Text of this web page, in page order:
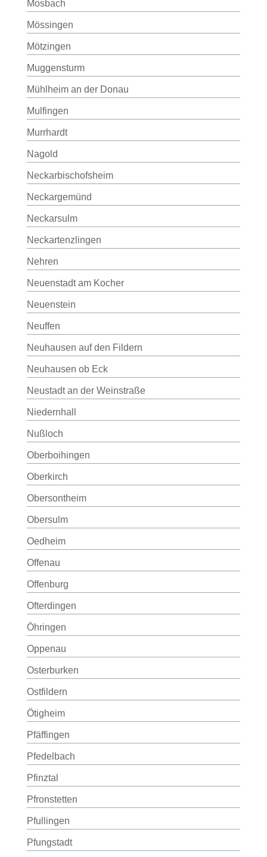
Mosbach
Mössingen
Mötzingen
Muggensturm
Mühlheim an der Donau
Mulfingen
Murrhardt
Nagold
Neckarbischofsheim
Neckargemünd
Neckarsulm
Neckartenzlingen
Nehren
Neuenstadt am Kocher
Neuenstein
Neuffen
Neuhausen auf den Fildern
Neuhausen ob Eck
Neustadt an der Weinstraße
Niedernhall
Nußloch
Oberboihingen
Oberkirch
Obersontheim
Obersulm
Oedheim
Offenau
Offenburg
Ofterdingen
Öhringen
Oppenau
Osterburken
Ostfildern
Ötigheim
Pfäffingen
Pfedelbach
Pfinztal
Pfronstetten
Pfullingen
Pfungstadt